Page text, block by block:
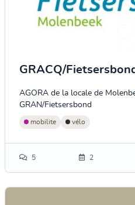
GRACQ/
AGORA de la locale de
GRAN/Fietsersbond
mobilite vélo
5 2